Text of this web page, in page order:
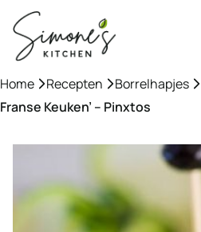
naar
inhoud
Home »Recepten »Borrelhapjes »
Franse Keuken’ – Pinxtos